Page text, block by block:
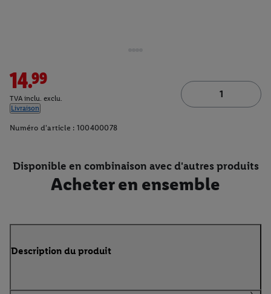
14.99
TVA inclu. exclu.
Livraison
Numéro d'article : 100400078
Disponible en combinaison avec d'autres produits
Acheter en ensemble
Description du produit